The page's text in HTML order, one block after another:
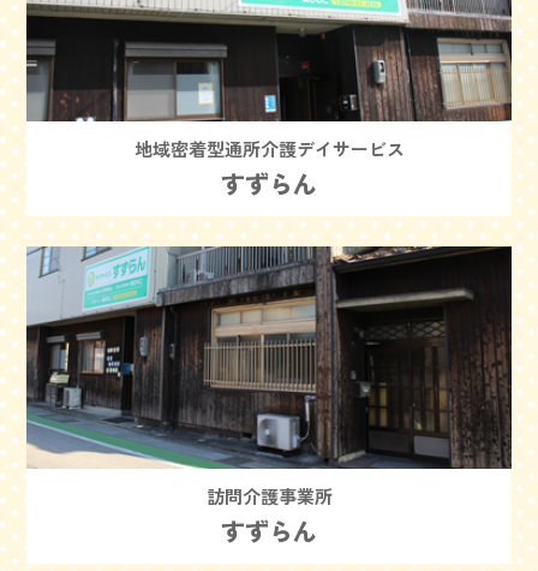
地域密着型通所介護デイサービス
すずらん
訪問介護事業所
すずらん